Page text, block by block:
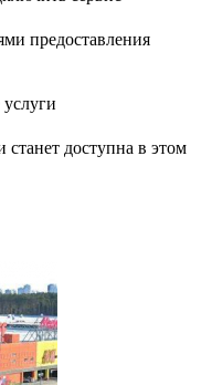
предоставления
доступна в этом